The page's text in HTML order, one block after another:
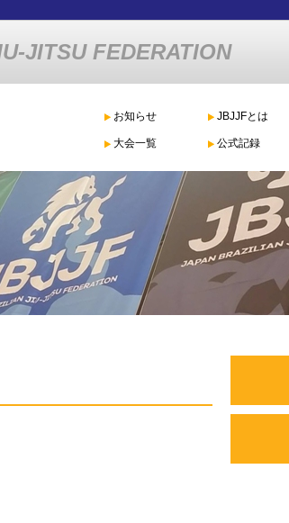
JITSU FEDERATION
お知らせ JBJJFとは
大会一覧 公式記録